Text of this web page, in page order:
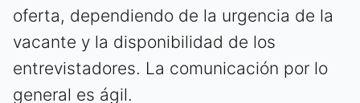
oferta, dependiendo de la urgencia de la
vacante y la disponibilidad de los
entrevistadores. La comunicación por lo
general es ágil.